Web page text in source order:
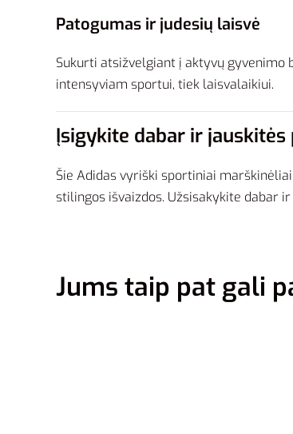
Patogumas ir judesių laisvė
Sukurti atsižvelgiant į aktyvų gyvenimo
intensyviam sportui, tiek laisvalaikiui.
Įsigykite dabar ir
Šie Adidas vyriški sportiniai
stilingos išvaizdos. Užsisakykite dabar
Jums taip pat gali